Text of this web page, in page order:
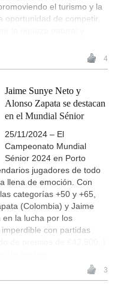
el turismo y la
oportunidad de competir,
4
Jaime Sunye Neto y
Alonso Zapata se destacan
en el Mundial Sénior
25/11/2024 – El
Campeonato Mundial
Sénior 2024 en Porto
jugadores de todo
llena de emoción. Con
categorías +50 y +65,
(Colombia) y Jaime
en la lucha por los
con partidas
3